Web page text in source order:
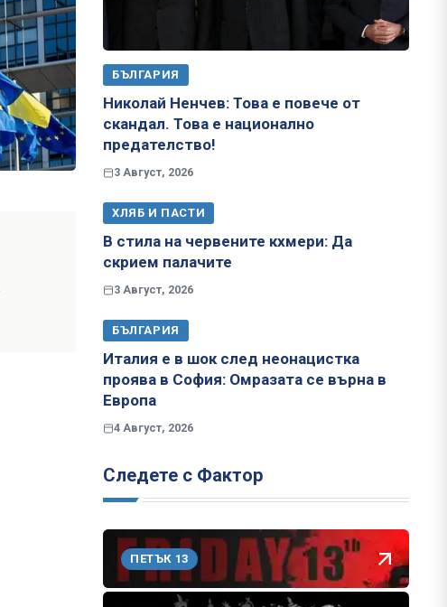
БЪЛГАРИЯ
Николай Ненчев: Това е повече от
скандал. Това е национално
предателство!
3 Август, 2026
ХЛЯБ И ПАСТИ
В стила на червените кхмери: Да
скрием палачите
3 Август, 2026
БЪЛГАРИЯ
Италия е в шок след неонацистка
проява в София: Омразата се върна в
Европа
4 Август, 2026
Следете с Фактор
ПЕТЪК 13